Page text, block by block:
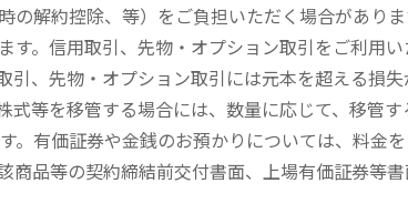
解約控除、等）をご負担いただく場合がありま
。信用取引、先物・オプション取引をご利用
、先物・オプション取引には元本を超える損失
等を移管する場合には、数量に応じて、移管
。有価証券や金銭のお預かりについては、料金
商品等の契約締結前交付書面、上場有価証券等